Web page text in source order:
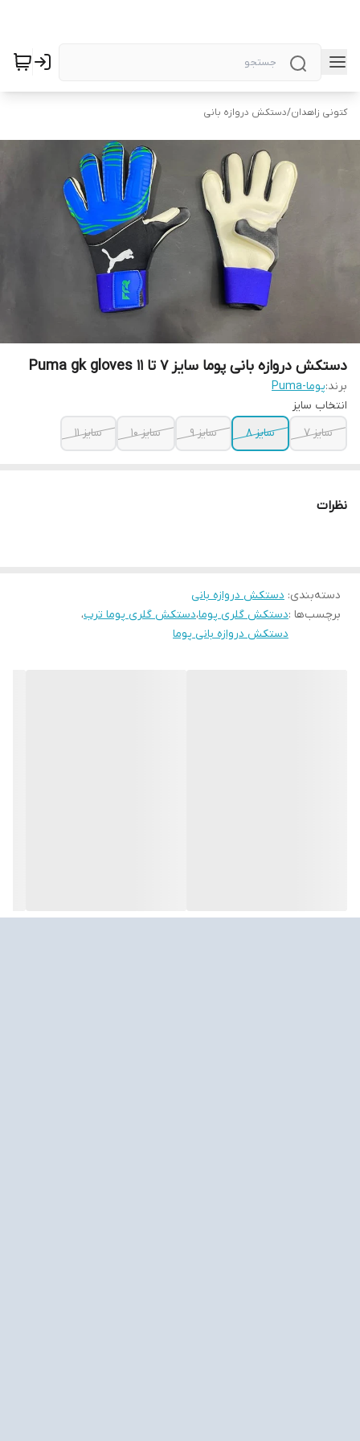
کتونی زاهدان/دستکش دروازه بانی
دستکش دروازه بانی پوما سایز ۷ تا ۱۱ Puma gk gloves
برند:پوما-Puma
انتخاب سایز
سایز ۷
سایز ۸ سایز ۹ سایز ۱۰ سایز ۱۱
نظرات
دسته‌بندی: دستکش دروازه بانی
برچسب‌ها :دستکش گلری پوما،دستکش گلری پوما ترب،
دستکش دروازه بانی پوما